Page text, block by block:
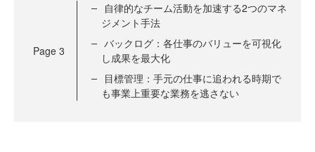
Page 3
自律的なチーム活動を加速する2つのマネ
ジメント手法
バックログ：各仕事のバリューを可視化
し成果を最大化
目標管理：手元の仕事に追われる時期で
も事業上重要な業務を逃さない